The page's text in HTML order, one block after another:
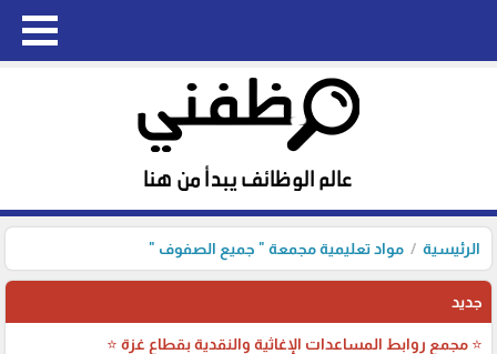
الرئيسية مواد تعليمية مجمعة " جميع الصفوف "
جديد
⭐ مجمع روابط المساعدات الإغاثية والنقدية بقطاع غزة ⭐